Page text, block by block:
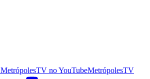
MetrópolesTV noYouTubeMetrópolesTV